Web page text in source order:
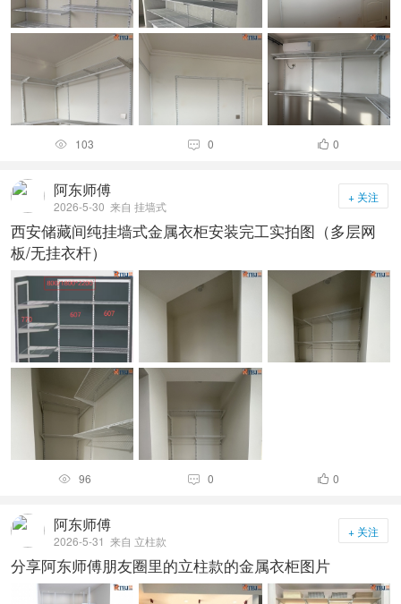
 103  0  0
阿东师傅
2026-5-30 来自 挂墙式
+ 关注
西安储藏间纯挂墙式金属衣柜安装完工实拍图（多层网
板/无挂衣杆）
 96  0  0
阿东师傅
2026-5-31 来自 立柱款
+ 关注
分享阿东师傅朋友圈里的立柱款的金属衣柜图片